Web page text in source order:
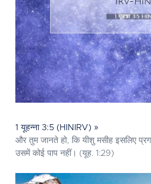
1 यूहन्ना 3:5 (HINIRV) »
और तुम जानते हो, कि यीशु मसीह इसलिए
उसमें कोई पाप नहीं। (यूह. 1:29)